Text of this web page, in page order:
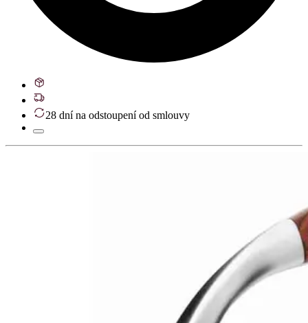
28 dní na odstoupení od smlouvy